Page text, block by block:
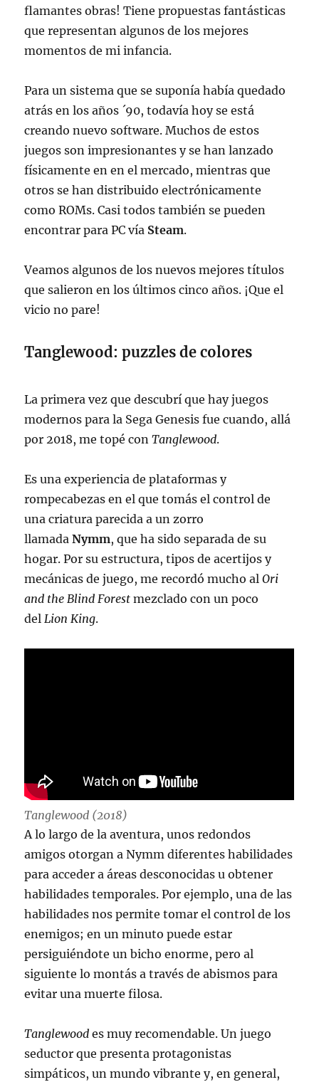
flamantes obras! Tiene propuestas fantásticas
que representan algunos de los mejores
momentos de mi infancia.
Para un sistema que se suponía había quedado
atrás en los años ´90, todavía hoy se está
creando nuevo software. Muchos de estos
juegos son impresionantes y se han lanzado
físicamente en en el mercado, mientras que
otros se han distribuido electrónicamente
como ROMs. Casi todos también se pueden
encontrar para PC vía Steam.
Veamos algunos de los nuevos mejores títulos
que salieron en los últimos cinco años. ¡Que el
vicio no pare!
Tanglewood: puzzles de colores
La primera vez que descubrí que hay juegos
modernos para la Sega Genesis fue cuando, allá
por 2018, me topé conTanglewood.
Es una experiencia de plataformas y
rompecabezas en el que tomás el control de
una criatura parecida a un zorro
llamadaNymm, que ha sido separada de su
hogar. Por su estructura, tipos de acertijos y
mecánicas de juego, me recordó mucho alOri
and the Blind Forestmezclado con un poco
delLion King.
Tanglewood (2018)
A lo largo de la aventura, unos redondos
amigos otorgan a Nymm diferentes habilidades
para acceder a áreas desconocidas u obtener
habilidades temporales. Por ejemplo, una de las
habilidades nos permite tomar el control de los
enemigos; en un minuto puede estar
persiguiéndote un bicho enorme, pero al
siguiente lo montás a través de abismos para
evitar una muerte filosa.
Tanglewood es muy recomendable. Un juego
seductor que presenta protagonistas
simpáticos, un mundo vibrante y, en general,